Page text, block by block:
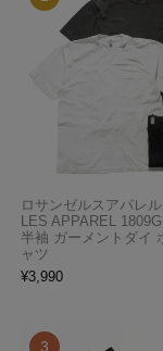
ロサンゼルスアパレ
LES APPAREL
半袖 ガーメントダイ
ャツ
¥3,990